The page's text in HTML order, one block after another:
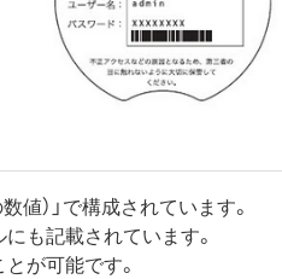
数値）」で構成されています。
も記載されています。
が可能です。